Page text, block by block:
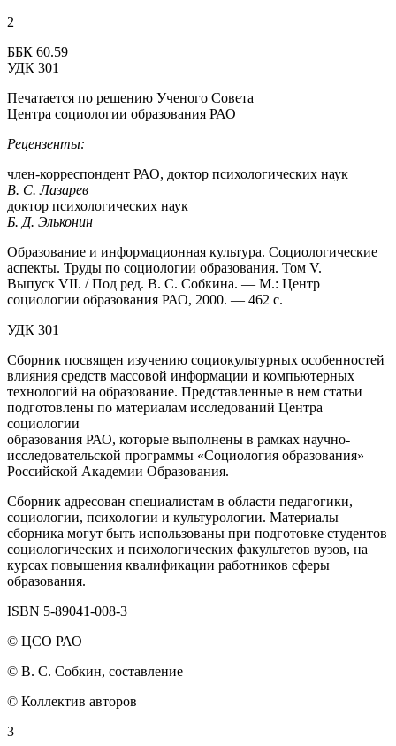
2
ББК 60.59
УДК 301
Печатается по решению Ученого Совета
Центра социологии образования РАО
Рецензенты:
член-корреспондент РАО, доктор психологических наук
В. С. Лазарев
доктор психологических наук
Б. Д. Эльконин
Образование и информационная культура. Социологические
аспекты. Труды по социологии образования. Том V.
Выпуск VII. / Под ред. В. С. Собкина. — М.: Центр
социологии образования РАО, 2000. — 462 с.
УДК 301
Сборник посвящен изучению социокультурных особенностей
влияния средств массовой информации и компьютерных
технологий на образование. Представленные в нем статьи
подготовлены по материалам исследований Центра
социологии
образования РАО, которые выполнены в рамках научно-
исследовательской программы «Социология образования»
Российской Академии Образования.
Сборник адресован специалистам в области педагогики,
социологии, психологии и культурологии. Материалы
сборника могут быть использованы при подготовке студентов
социологических и психологических факультетов вузов, на
курсах повышения квалификации работников сферы
образования.
ISBN 5-89041-008-3
© ЦСО РАО
© В. С. Собкин, составление
© Коллектив авторов
3